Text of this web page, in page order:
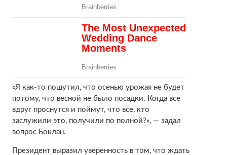
«Я как-то пошутил, что осенью урожая не будет
потому, что весной не было посадки. Когда все
вдруг проснутся и поймут, что все, кто
заслужили это, получили по полной?», — задал
вопрос Боклан.
Президент выразил уверенность в том, что ждать